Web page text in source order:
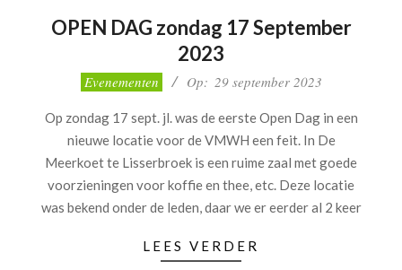
OPEN DAG zondag 17 September
2023
29
Evenementen Op: 29 september 2023
Op zondag 17 sept. jl. was de eerste Open Dag in een
nieuwe locatie voor de VMWH een feit. In De
Meerkoet te Lisserbroek is een ruime zaal met goede
voorzieningen voor koffie en thee, etc. Deze locatie
was bekend onder de leden, daar we er eerder al 2 keer
LEES VERDER